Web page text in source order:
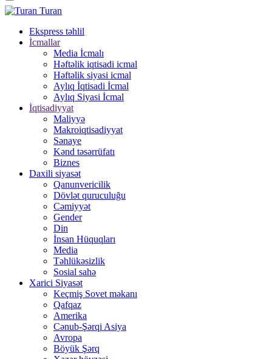
Turan
Ekspress təhlil
İcmallar
Media İcmalı
Həftəlik iqtisadi icmal
Həftəlik siyasi icmal
Aylıq İqtisadi İcmal
Aylıq Siyasi İcmal
İqtisadiyyat
Maliyyə
Makroiqtisadiyyat
Sənaye
Kənd təsərrüfatı
Biznes
Daxili siyasət
Qanunvericilik
Dövlət quruculuğu
Cəmiyyət
Gender
Din
İnsan Hüquqları
Media
Təhlükəsizlik
Sosial sahə
Xarici Siyasət
Keçmiş Sovet məkanı
Qafqaz
Amerika
Cənub-Şərqi Asiya
Avropa
Böyük Şərq